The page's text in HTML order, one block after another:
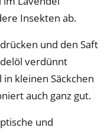
Insekten ab.
und den Saft
verdünnt
kleinen Säckchen
auch ganz gut.
und